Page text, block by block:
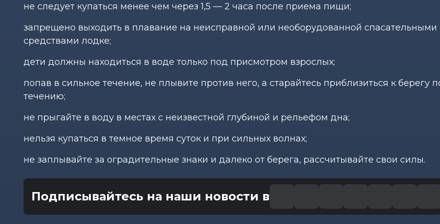
не следует купаться менее чем через 1,5 — 2 часа после приема пищи;
запрещено выходить в плавание на неисправной или необорудованной спасательными
средствами лодке;
дети должны находиться в воде только под присмотром взрослых;
попав в сильное течение, не плывите против него, а старайтесь приблизиться к берегу
течению;
не прыгайте в воду в местах с неизвестной глубиной и рельефом дна;
нельзя купаться в темное время суток и при сильных волнах;
не заплывайте за оградительные знаки и далеко от берега, рассчитывайте свои силы.
Подписывайтесь на наши новости в